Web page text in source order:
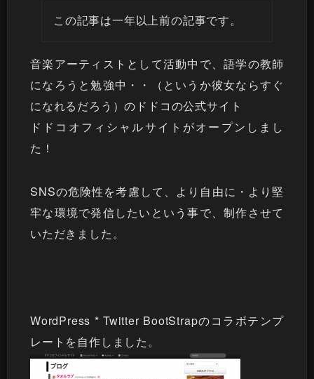
この記事は一年以上前の記事です。
音楽アーティストとして活動中で、語学の教師
になろうと勉強中・・（というか彼女ならすぐ
になれるだろう）のドドコの公式サイト
ドドコオフィシャルサイト がオープンしまし
た！
SNSの危険性を考慮して、より自由に・より堅
牢な環境で発信したいという事で、制作させて
いただきました。
WordPress * Twitter BootStrapのコラボテンプ
レートを自作しました。